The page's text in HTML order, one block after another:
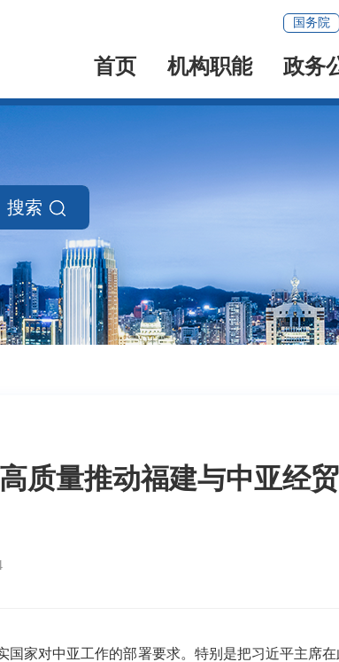
国务院
首页 机构职能 政务
搜索
质量推动福建与中亚经
家对中亚工作的部署要求。特别是把习近平主席